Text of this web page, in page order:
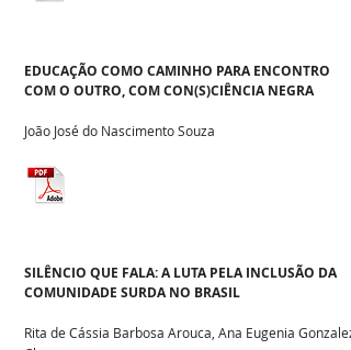
João José do Nascimento Souza
EDUCAÇÃO COMO CAMINHO PARA ENCONTRO
COM O OUTRO, COM CON(S)CIÊNCIA NEGRA
Rita de Cássia Barbosa Arouca, Ana Eugenia Gonzalez
SILÊNCIO QUE FALA: A LUTA PELA INCLUSÃO DA
COMUNIDADE SURDA NO BRASIL